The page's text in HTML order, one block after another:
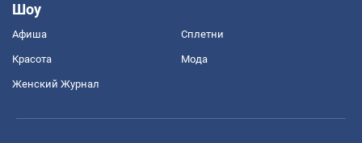
Шоу
Афиша Сплетни
Красота Мода
Женский Журнал